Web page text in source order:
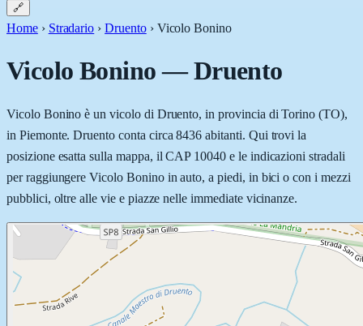
🔗
Home › Stradario › Druento › Vicolo Bonino
Vicolo Bonino—Druento
Vicolo Bonino è un vicolo di Druento, in provincia di Torino (TO),
in Piemonte. Druento conta circa 8436 abitanti. Qui trovi la
posizione esatta sulla mappa, il CAP 10040 e le indicazioni stradali
per raggiungere Vicolo Bonino in auto, a piedi, in bici o con i mezzi
pubblici, oltre alle vie e piazze nelle immediate vicinanze.